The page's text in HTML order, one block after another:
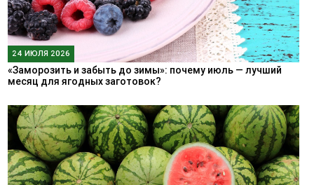
24 ИЮЛЯ 2026
«Заморозить и забыть до зимы»: почему июль — лучший
месяц для ягодных заготовок?